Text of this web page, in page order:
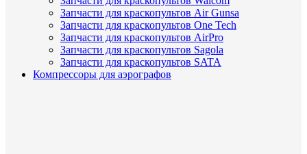
Запчасти для краскопультов Air Gunsa
Запчасти для краскопультов One Tech
Запчасти для краскопультов AirPro
Запчасти для краскопультов Sagola
Запчасти для краскопультов SATA
Компрессоры для аэрографов